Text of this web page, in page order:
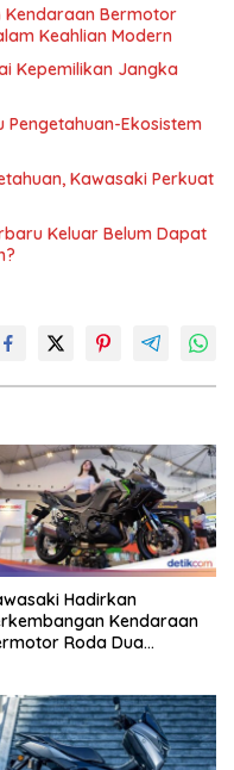
Kendaraan Bermotor
Keahlian Modern
Kepemilikan Jangka
Pengetahuan-Ekosistem
Kawasaki Perkuat
Keluar Belum Dapat
Hadirkan
Kendaraan
Roda Dua